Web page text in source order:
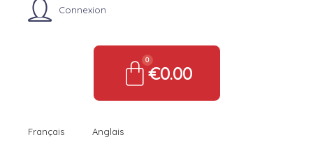
Connexion
€0.00
Français Anglais